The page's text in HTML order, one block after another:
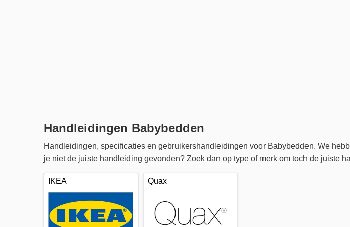
Handleidingen Babybedden
Handleidingen, specificaties en gebruikershandleidingen voor Babybedden. We
je niet de juiste handleiding gevonden? Zoek dan op type of merk om toch de juiste
IKEA Quax